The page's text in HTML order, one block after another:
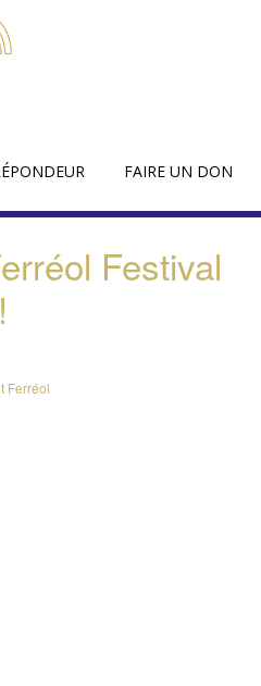
FAIRE UN DON
Festival
Ferréol